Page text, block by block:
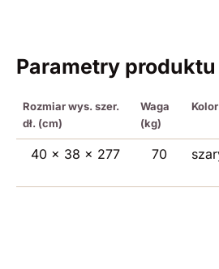
Parametry produktu
Rozmiar wys. szer.
dł. (cm)
Waga
(kg)
Kolor
40 x 38 x 277 70